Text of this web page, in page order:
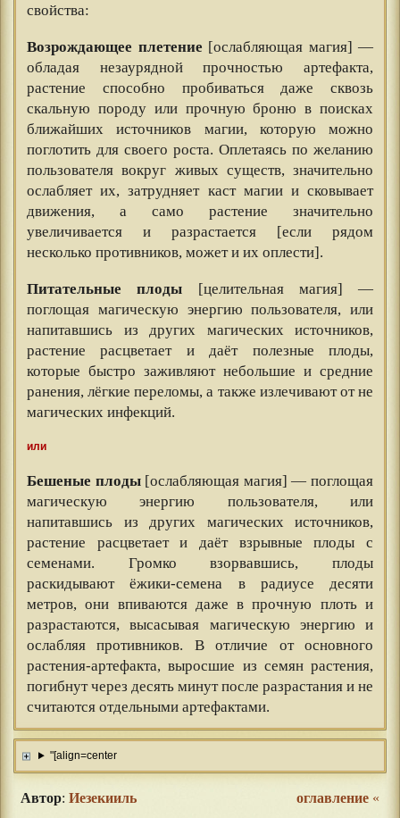
свойства:
Возрождающее плетение [ослабляющая магия] —
обладая незаурядной прочностью артефакта,
растение способно пробиваться даже сквозь
скальную породу или прочную броню в поисках
ближайших источников магии, которую можно
поглотить для своего роста. Оплетаясь по желанию
пользователя вокруг живых существ, значительно
ослабляет их, затрудняет каст магии и сковывает
движения, а само растение значительно
увеличивается и разрастается [если рядом
несколько противников, может и их оплести].
Питательные плоды [целительная магия] —
поглощая магическую энергию пользователя, или
напитавшись из других магических источников,
растение расцветает и даёт полезные плоды,
которые быстро заживляют небольшие и средние
ранения, лёгкие переломы, а также излечивают от не
магических инфекций.
или
Бешеные плоды[ослабляющая магия] — поглощая
магическую энергию пользователя, или
напитавшись из других магических источников,
растение расцветает и даёт взрывные плоды с
семенами. Громко взорвавшись, плоды
раскидывают ёжики-семена в радиусе десяти
метров, они впиваются даже в прочную плоть и
разрастаются, высасывая магическую энергию и
ослабляя противников. В отличие от основного
растения-артефакта, выросшие из семян растения,
погибнут через десять минут после разрастания и не
считаются отдельными артефактами.
"[align=center
Автор: Иезекииль оглавление «